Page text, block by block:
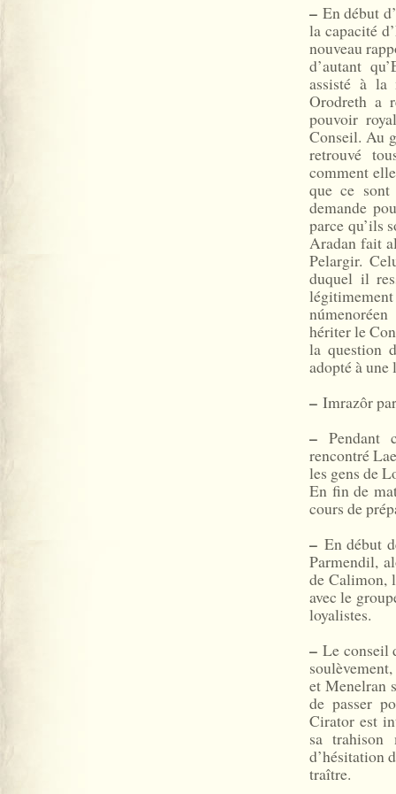
– En début
la capacité
nouveau
d’autant
assisté à la
Orodreth a
pouvoir
Conseil. Au
retrouvé
comment
que ce
demande
parce qu’ils
Aradan fait
Pelargir.
duquel il
hériter le
la question
adopté à
– Imrazôr
– Pendant
rencontré
les gens de
En fin de
cours de
– En début
Parmendil,
de Calimon,
avec le
loyalistes.
– Le conseil
et Menelran
de passer
Cirator est
sa trahison
d’hésitation
traître.